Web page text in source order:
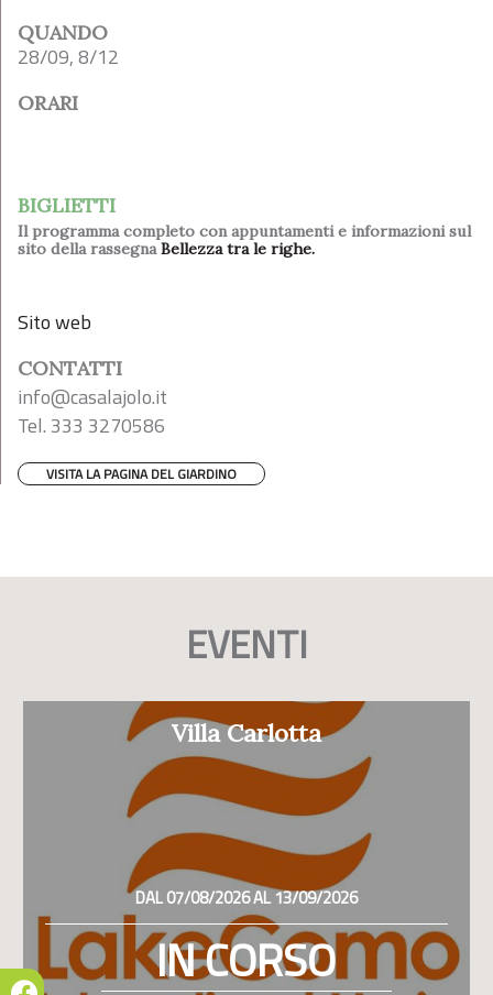
QUANDO
28/09, 8/12
ORARI
BIGLIETTI
Il programma completo con appuntamenti e informazioni sul
sito della rassegnaBellezza tra le righe.
Sito web
CONTATTI
info@casalajolo.it
‭Tel. 333 3270586‬
VISITA LA PAGINA DEL GIARDINO
EVENTI
Villa Carlotta
DAL 07/08/2026 AL 13/09/2026
IN CORSO